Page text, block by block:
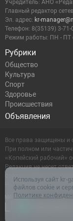
Рубрики
Общество
Культура
Спорт
Здоровье
Происшествия
Объявления
Учредитель: АНО
Главный редактор
Эл. адрес: kr-
Телефон: 8(35139) 3-71-
Режим работы: ПН - ПТ
Все права защищены и
При полном или
«Копейский рабочий»
Редакция не несет
содержащейся в
Настоящий ресурс
Используя сайт kr-
файлов cookie и
Политике